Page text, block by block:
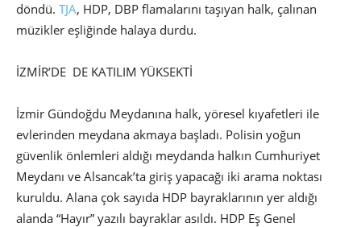
döndü. TJA, HDP, DBP flamalarını taşıyan halk, çalınan
müzikler eşliğinde halaya durdu.
İZMİR’DE DE KATILIM YÜKSEKTİ
İzmir Gündoğdu Meydanına halk, yöresel kıyafetleri ile
evlerinden meydana akmaya başladı. Polisin yoğun
güvenlik önlemleri aldığı meydanda halkın Cumhuriyet
Meydanı ve Alsancak’ta giriş yapacağı iki arama noktası
kuruldu. Alana çok sayıda HDP bayraklarının yer aldığı
alanda “Hayır” yazılı bayraklar asıldı. HDP Eş Genel